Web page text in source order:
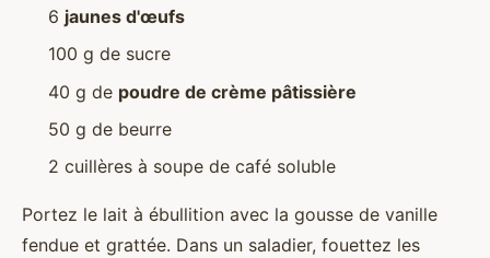
6 jaunes d'œufs
100 g de sucre
40 g de poudre de crème pâtissière
50 g de beurre
2 cuillères à soupe de café soluble
Portez le lait à ébullition avec la gousse de vanille
fendue et grattée. Dans un saladier, fouettez les